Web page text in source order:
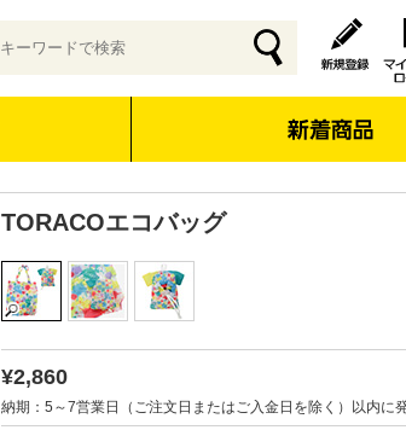
TORACOエコバッグ
¥2,860
納期：5～7営業日（ご注文日またはご入金日を除く）以内に